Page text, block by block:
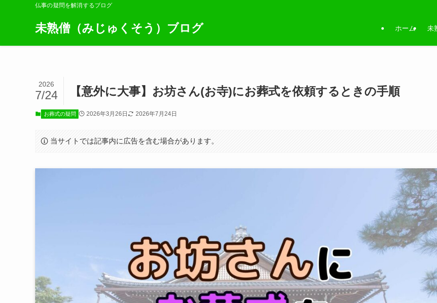
仏事の疑問を解消するブログ
未熟僧（みじゅくそう）ブログ ホーム 未
【意外に大事】お坊さん(お寺)にお葬式を依頼するときの手順
2026
7/24
お葬式の疑問 2026年3月26日 2026年7月24日
当サイトでは記事内に広告を含む場合があります。